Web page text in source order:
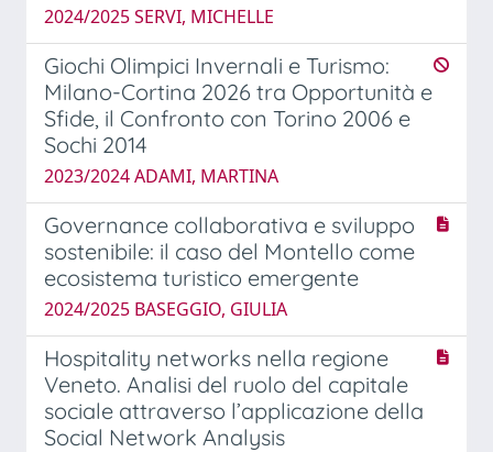
2024/2025 SERVI, MICHELLE
Giochi Olimpici Invernali e Turismo:
Milano-Cortina 2026 tra Opportunità e
Sfide, il Confronto con Torino 2006 e
Sochi 2014
2023/2024 ADAMI, MARTINA
Governance collaborativa e sviluppo
sostenibile: il caso del Montello come
ecosistema turistico emergente
2024/2025 BASEGGIO, GIULIA
Hospitality networks nella regione
Veneto. Analisi del ruolo del capitale
sociale attraverso l’applicazione della
Social Network Analysis